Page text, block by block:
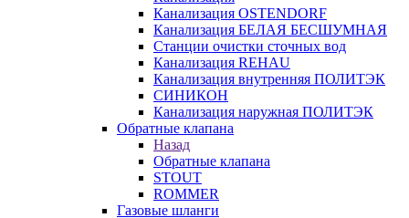
Канализация OSTENDORF
Канализация БЕЛАЯ БЕСШУМНАЯ
Станции очистки сточных вод
Канализация REHAU
Канализация внутренняя ПОЛИТЭК
СИНИКОН
Канализация наружная ПОЛИТЭК
Обратные клапана
Назад
Обратные клапана
STOUT
ROMMER
Газовые шланги